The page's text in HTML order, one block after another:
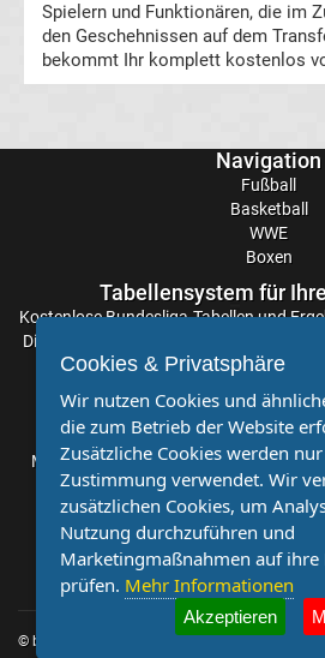
UFC
&
WWE
Sportkalender
Radsport
Spielern und Funktionären, die im
den Geschehnissen auf dem
bekommt Ihr komplett kostenlos
Navigation
Fußball
Basketball
WWE
Boxen
Tabellensystem für
KostenloseBundesliga-Tabellenund
Die Aktualisierung der Ergebnisse
Sie stets auf dem Laufenden sind.
Möchten Sie, dass auch Ihr Verein
sind Sie bei uns genau richtig. Wir
kostenlose Kooperation.
Sportnachrichten und
© by
Cookies & Privatsphäre
Wir nutzen Cookies und
die zum Betrieb der Website
Zusätzliche Cookies werden
Zustimmung verwendet. Wir
zusätzlichen Cookies, um
Nutzung durchzuführen und
Marketingmaßnahmen auf ihre
prüfen. Mehr Informationen
Akzeptieren